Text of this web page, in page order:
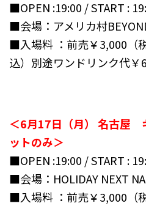
■OPEN :19:00 / START :
■会場：アメリカ村
■入場料 ：前売￥3,000（
込）別途ワンドリンク代￥
＜6月17日（月） 名古屋
ットのみ＞
■OPEN :19:00 / START :
■会場：HOLIDAY NEXT
■入場料 ：前売￥3,000（